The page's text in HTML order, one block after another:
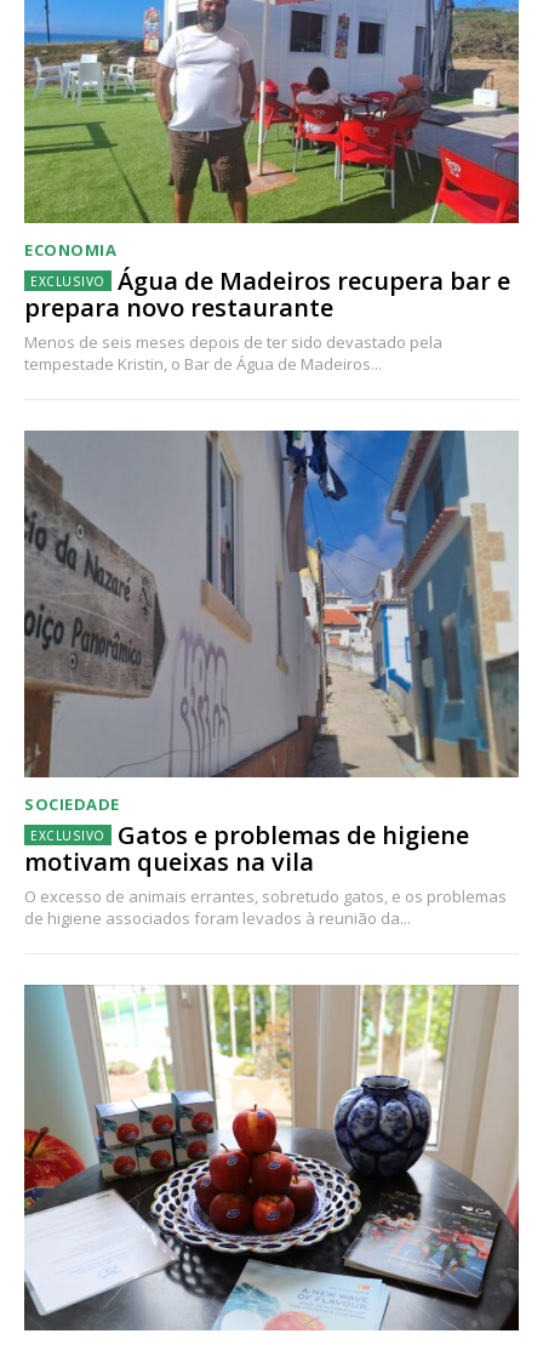
ECONOMIA
Água de Madeiros recupera bar e
prepara novo restaurante
Menos de seis meses depois de ter sido devastado pela
tempestade Kristin, o Bar de Água de Madeiros...
SOCIEDADE
Gatos e problemas de higiene
motivam queixas na vila
O excesso de animais errantes, sobretudo gatos, e os problemas
de higiene associados foram levados à reunião da...